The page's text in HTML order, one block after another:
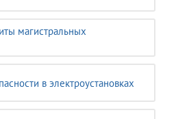
магистральных
в электроустановках